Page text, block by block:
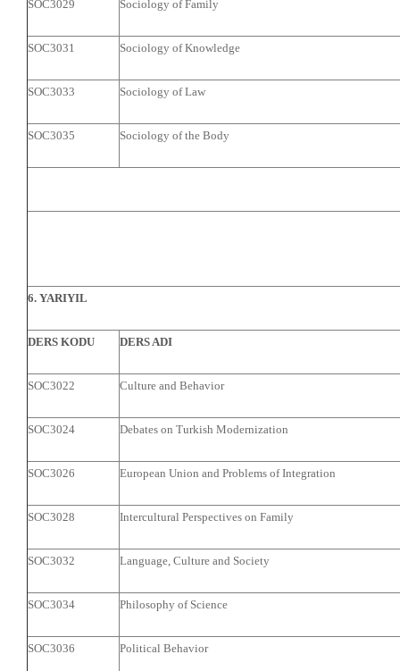
SOC3029 Sociology of Family
SOC3031 Sociology of Knowledge
SOC3033 Sociology of Law
SOC3035 Sociology of the Body
6. YARIYIL
DERS KODU DERS ADI
SOC3022 Culture and Behavior
SOC3024 Debates on Turkish Modernization
SOC3026 European Union and Problems of Integration
SOC3028 Intercultural Perspectives on Family
SOC3032 Language, Culture and Society
SOC3034 Philosophy of Science
SOC3036 Political Behavior